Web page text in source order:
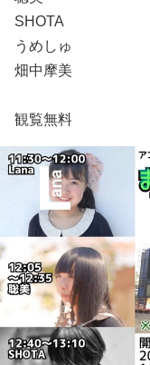
SHOTA
うめしゅ
畑中摩美
観覧無料